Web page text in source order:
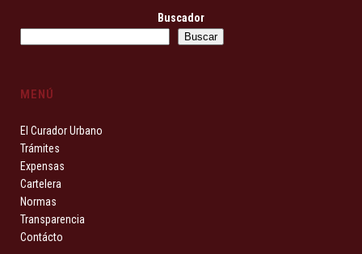
Buscador
Buscar
MENÚ
El Curador Urbano
Trámites
Expensas
Cartelera
Normas
Transparencia
Contácto